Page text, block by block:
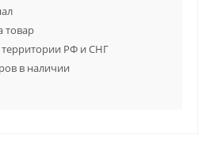
товар
территории РФ и СНГ
в наличии